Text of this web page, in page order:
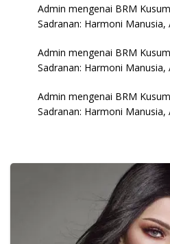
Admin mengenai BRM
Sadranan: Harmoni Manusia,
Admin mengenai BRM
Sadranan: Harmoni Manusia,
Admin mengenai BRM
Sadranan: Harmoni Manusia,